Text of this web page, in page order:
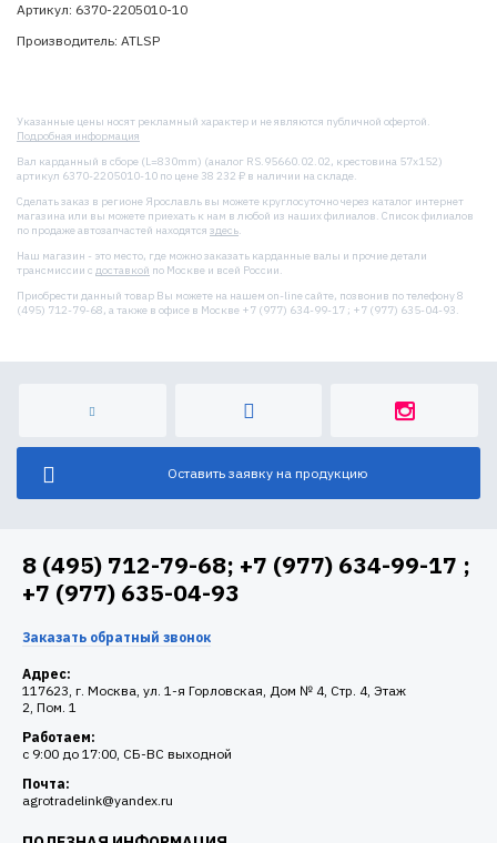
Артикул: 6370-2205010-10
Производитель: ATLSP
Указанные цены носят рекламный характер и не являются публичной офертой.
Подробная информация
Вал карданный в сборе (L=830mm) (аналог RS.95660.02.02, крестовина 57х152)
артикул 6370-2205010-10 по цене 38 232 ₽ в наличии на складе.
Сделать заказ в регионе Ярославль вы можете круглосуточно через каталог интернет
магазина или вы можете приехать к нам в любой из наших филиалов. Список филиалов
по продаже автозапчастей находятся здесь.
Наш магазин - это место, где можно заказать карданные валы и прочие детали
трансмиссии с доставкой по Москве и всей России.
Приобрести данный товар Вы можете на нашем on-line сайте, позвонив по телефону 8
(495) 712-79-68, а также в офисе в Москве +7 (977) 634-99-17 ; +7 (977) 635-04-93.
Оставить заявку на продукцию
8 (495) 712-79-68; +7 (977) 634-99-17 ;
+7 (977) 635-04-93
Заказать обратный звонок
Адрес:
117623, г. Москва, ул. 1-я Горловская, Дом № 4, Стр. 4, Этаж
2, Пом. 1
Работаем:
c 9:00 до 17:00, СБ-ВС выходной
Почта:
agrotradelink@yandex.ru